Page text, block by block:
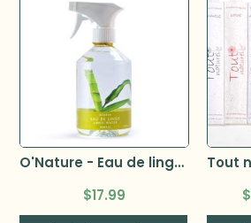
O'Nature - Eau de linge 500ml
$17.99
$